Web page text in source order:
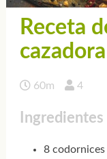
Receta
cazadora
60m 4
Ingredientes
8 codornices